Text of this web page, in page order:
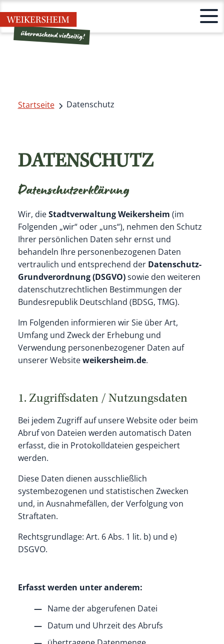
Startseite Datenschutz
DATENSCHUTZ
Datenschutzerklärung
Wir, dieStadtverwaltung Weikersheim (im
Folgenden „wir“ oder „uns“), nehmen den Schutz
Ihrer persönlichen Daten sehr ernst und
behandeln Ihre personenbezogenen Daten
vertraulich und entsprechend der Datenschutz-
Grundverordnung (DSGVO)sowie den weiteren
datenschutzrechtlichen Bestimmungen der
Bundesrepublik Deutschland (BDSG, TMG).
Im Folgenden informieren wir Sie über Art,
Umfang und Zweck der Erhebung und
Verwendung personenbezogener Daten auf
unserer Websiteweikersheim.de.
1. Zugriffsdaten / Nutzungsdaten
Bei jedem Zugriff auf unsere Website oder beim
Abruf von Dateien werden automatisch Daten
erfasst, die in Protokolldateien gespeichert
werden.
Diese Daten dienen ausschließlich
systembezogenen und statistischen Zwecken
und, in Ausnahmefällen, der Verfolgung von
Straftaten.
Rechtsgrundlage: Art. 6 Abs. 1 lit. b) und e)
DSGVO.
Erfasst werden unter anderem:
Name der abgerufenen Datei
Datum und Uhrzeit des Abrufs